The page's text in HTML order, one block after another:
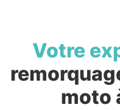
Votre
moto